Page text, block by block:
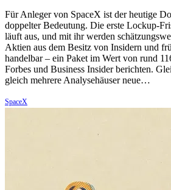
Für Anleger von SpaceX ist der heutige
doppelter Bedeutung. Die erste Lockup-
läuft aus, und mit ihr werden
Aktien aus dem Besitz von Insidern und
handelbar – ein Paket im Wert von rund
Forbes und Business Insider berichten.
gleich mehrere Analysehäuser neue…
SpaceX